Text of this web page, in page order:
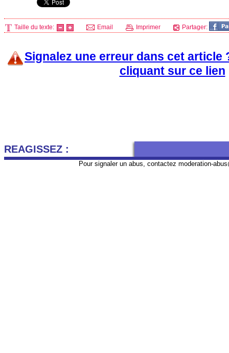
Taille du texte: Email Imprimer Partager:
Signalez une erreur dans cet article
cliquant sur ce lien
REAGISSEZ :
Pour signaler un abus, contactez moderation-